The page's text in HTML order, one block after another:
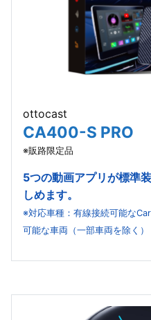
ottocast
CA400-S PRO
※販路限定品
5つの動画アプリが標準
しめます。
※対応車種：有線接続可能な
可能な車両（一部車両を除く）